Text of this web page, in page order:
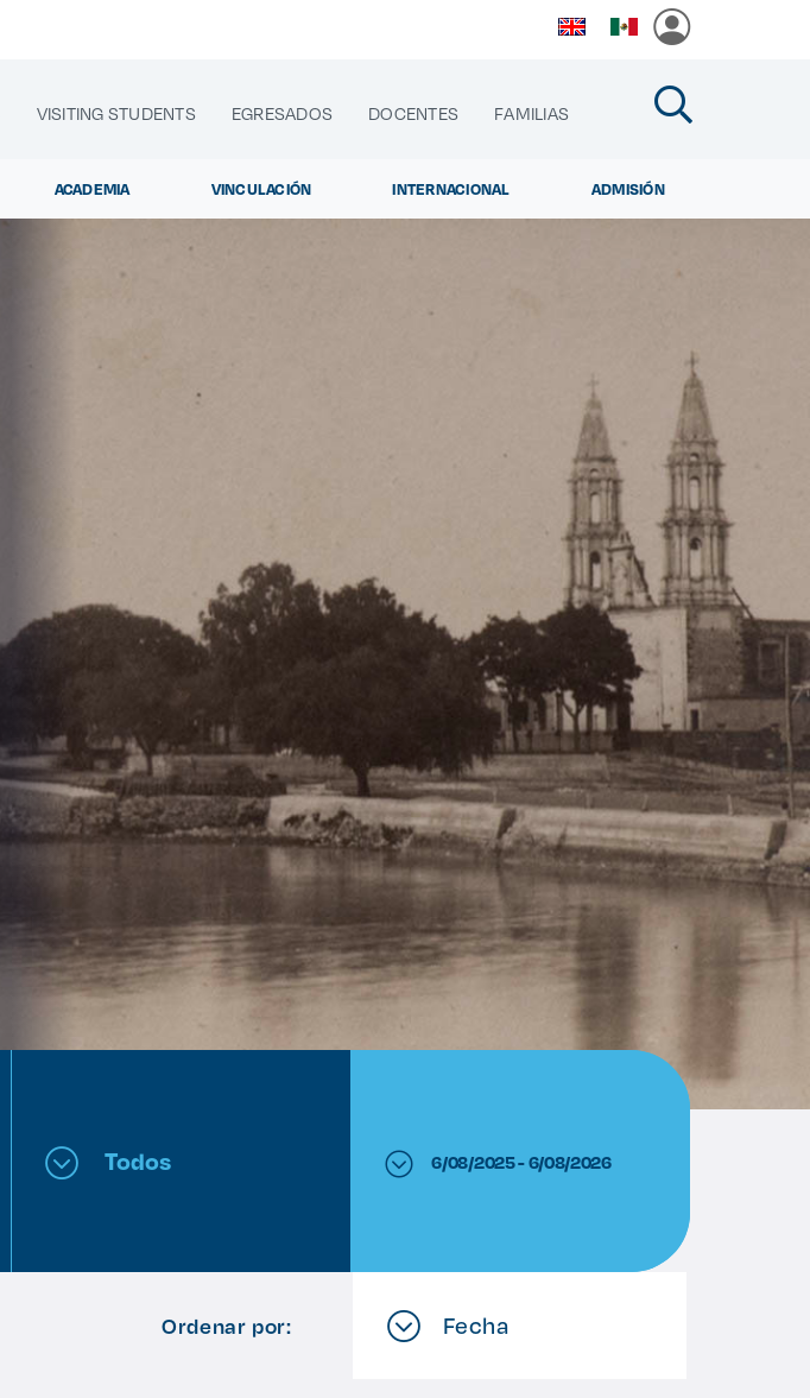
VISITING STUDENTS EGRESADOS DOCENTES FAMILIAS
ACADEMIA VINCULACIÓN INTERNACIONAL ADMISIÓN
Carreras
Derecho
Becas
Sustentabilidad
Todos 6/08/2025 - 6/08/2026
Ordenar por: Fecha